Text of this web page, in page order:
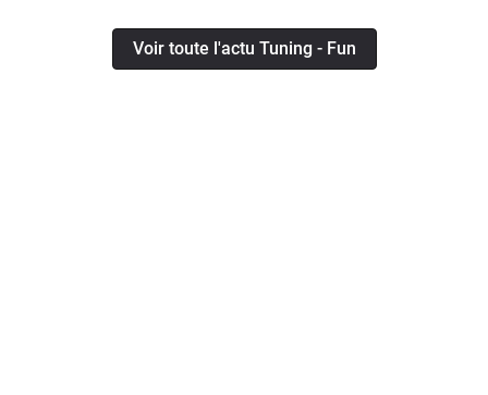
Voir toute l'actu Tuning - Fun